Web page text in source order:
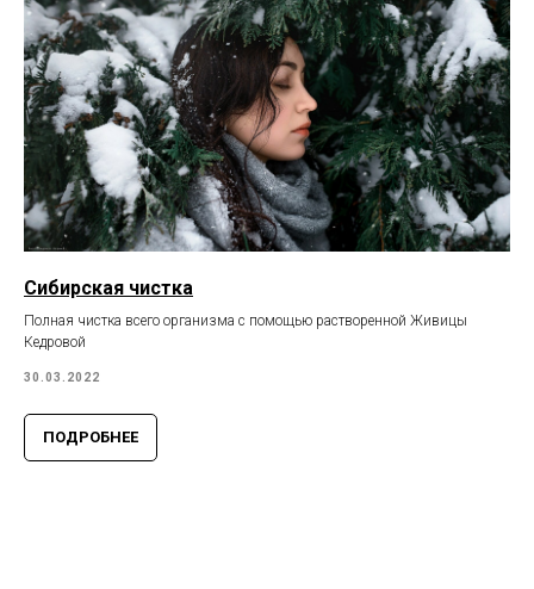
Сибирская чистка
Полная чистка всего организма с помощью растворенной Живицы
Кедровой
30.03.2022
ПОДРОБНЕЕ